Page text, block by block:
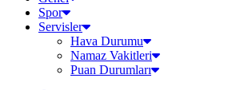
Spor
Servisler
Hava Durumu
Namaz Vakitleri
Puan Durumları